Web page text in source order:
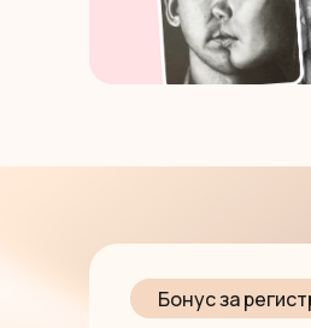
Бонус за